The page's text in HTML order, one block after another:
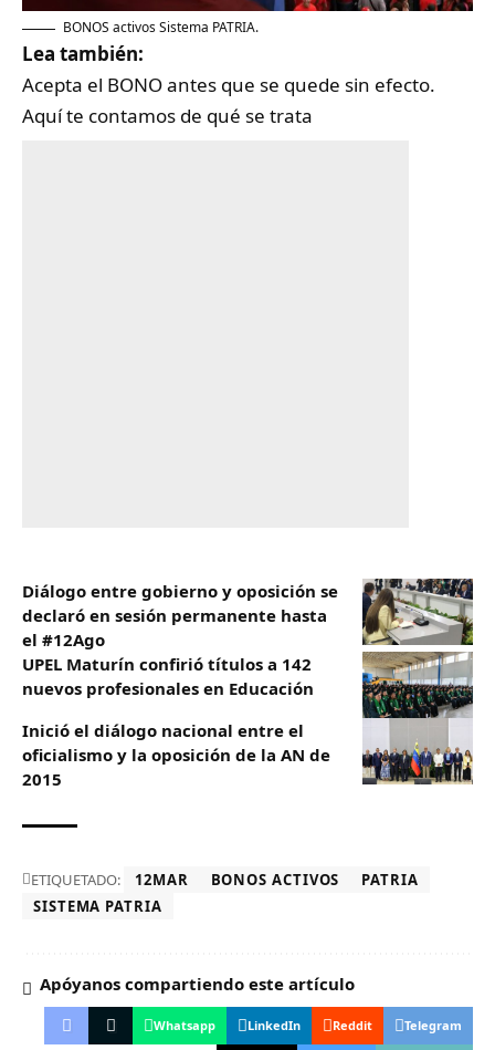
BONOS activos Sistema PATRIA.
Lea también:
Acepta el BONO antes que se quede sin efecto.
Aquí te contamos de qué se trata
Diálogo entre gobierno y oposición se
declaró en sesión permanente hasta
el #12Ago
UPEL Maturín confirió títulos a 142
nuevos profesionales en Educación
Inició el diálogo nacional entre el
oficialismo y la oposición de la AN de
2015
ETIQUETADO: 12MAR BONOS ACTIVOS
PATRIA
SISTEMA PATRIA
Apóyanos compartiendo este artículo
Whatsapp LinkedIn Reddit Telegram